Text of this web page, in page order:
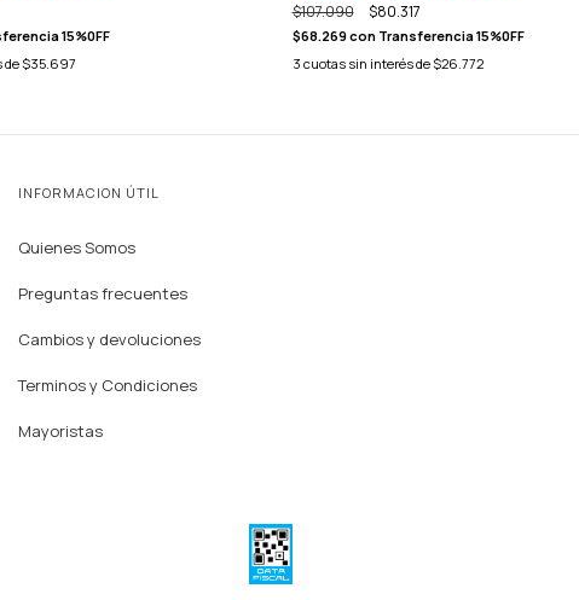
15%0FF
de $35.697
$107.090 $80.317
$68.269con Transferencia 15%0FF
3 cuotas sin interés de $26.772
INFORMACION ÚTIL
Quienes Somos
Preguntas frecuentes
Cambios y devoluciones
Terminos y Condiciones
Mayoristas